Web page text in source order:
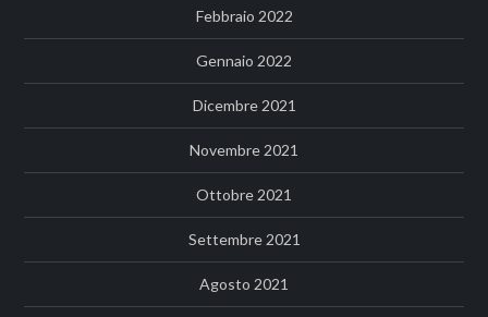
Febbraio 2022
Gennaio 2022
Dicembre 2021
Novembre 2021
Ottobre 2021
Settembre 2021
Agosto 2021